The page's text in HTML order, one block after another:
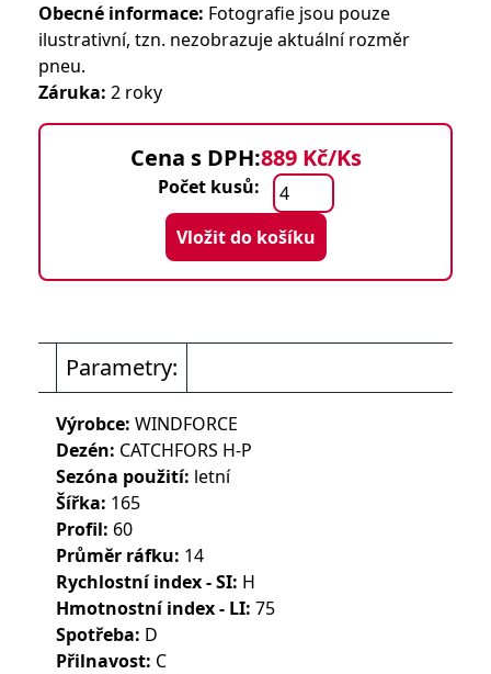
Obecné informace: Fotografie jsou pouze
ilustrativní, tzn. nezobrazuje aktuální rozměr
pneu.
Záruka: 2 roky
Cena s DPH:889 Kč/Ks
Počet kusů:
Vložit do košíku
Parametry:
Výrobce: WINDFORCE
Dezén: CATCHFORS H-P
Sezóna použití: letní
Šířka: 165
Profil: 60
Průměr ráfku: 14
Rychlostní index - SI: H
Hmotnostní index - LI: 75
Spotřeba: D
Přilnavost: C